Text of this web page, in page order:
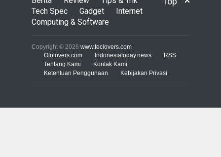
TECH SPEC 8 Januari 2017
serangan siber 2017 kian
gencar
COMPUTING & SOFTWARE
7 Januari 2017
Tech Spec
Gadget
Internet
Computing & Software
Copyright © 2026 www.teclovers.com
Otolovers.com
Indonesiatoday.news
RSS
Tentang Kami
Kontak Kami
Ketentuan Penggunaan
Kebijakan Privasi